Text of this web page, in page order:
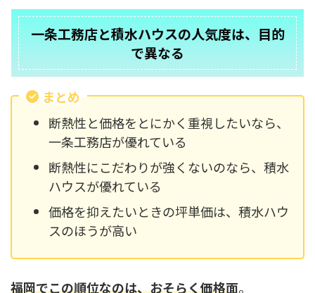
一条工務店と積水ハウスの人気度は、目的
で異なる
まとめ
断熱性と価格をとにかく重視したいなら、
一条工務店が優れている
断熱性にこだわりが強くないのなら、積水
ハウスが優れている
価格を抑えたいときの坪単価は、積水ハウ
スのほうが高い
福岡でこの順位なのは、おそらく価格面。